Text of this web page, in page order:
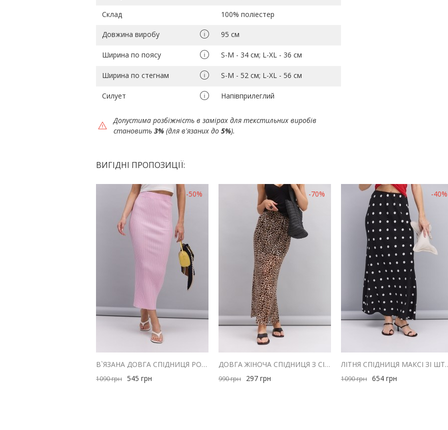
Склад 100% поліестер
Довжина виробу 95 см
Ширина по поясу S-M - 34 см; L-ХL - 36 см
Ширина по стегнам S-M - 52 см; L-ХL - 56 см
Силует Напівприлеглий
Допустима розбіжність в замірах для текстильних виробів
становить 3% (для в'язаних до 5%).
ВИГІДНІ ПРОПОЗИЦІЇ:
-50%
В`ЯЗАНА ДОВГА СПІДНИЦЯ РОЖЕВА В ШИРОКИЙ РУБЧИК
1090грн 545 грн
-70%
ДОВГА ЖІНОЧА СПІДНИЦЯ З СІТОЧКИ СВІТЛО-БЕЖЕВА З ЛЕОПАРДОВИМ ПРИНТОМ
990грн 297 грн
-40%
ЛІТНЯ СПІДНИЦЯ
1090грн 654 грн